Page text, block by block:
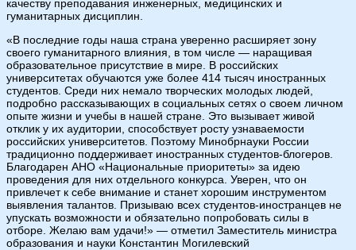
качеству преподавания инженерных, медицинских и
гуманитарных дисциплин.
«В последние годы наша страна уверенно расширяет зону
своего гуманитарного влияния, в том числе — наращивая
образовательное присутствие в мире. В российских
университетах обучаются уже более 414 тысяч иностранных
студентов. Среди них немало творческих молодых людей,
подробно рассказывающих в социальных сетях о своем личном
опыте жизни и учебы в нашей стране. Это вызывает живой
отклик у их аудитории, способствует росту узнаваемости
российских университетов. Поэтому Минобрнауки России
традиционно поддерживает иностранных студентов-блогеров.
Благодарен АНО «Национальные приоритеты» за идею
проведения для них отдельного конкурса. Уверен, что он
привлечет к себе внимание и станет хорошим инструментом
выявления талантов. Призываю всех студентов-иностранцев не
упускать возможности и обязательно попробовать силы в
отборе. Желаю вам удачи!» — отметил Заместитель министра
образования и науки Константин Могилевский